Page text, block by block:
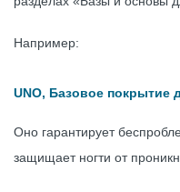
Например:
UNO, Базовое покрытие
Оно гарантирует
защищает ногти от